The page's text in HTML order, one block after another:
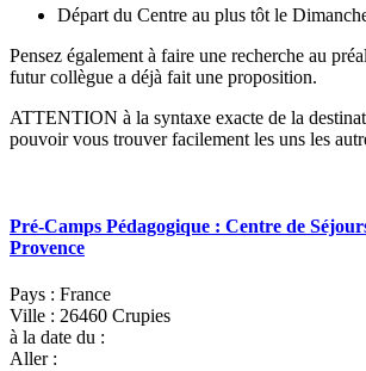
Départ du Centre au plus tôt le
Pensez également à faire une recherche au
futur collègue a déjà fait une proposition.
ATTENTION à la syntaxe exacte de la
pouvoir vous trouver facilement les uns les
Pré-Camps Pédagogique : Centre de
Provence
Pays : France
Ville : 26460 Crupies
à la date du :
Aller :